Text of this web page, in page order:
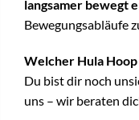
langsamer bewegt
Bewegungsabläufe
Welcher Hula Hoop
Du bist dir noch
uns – wir beraten